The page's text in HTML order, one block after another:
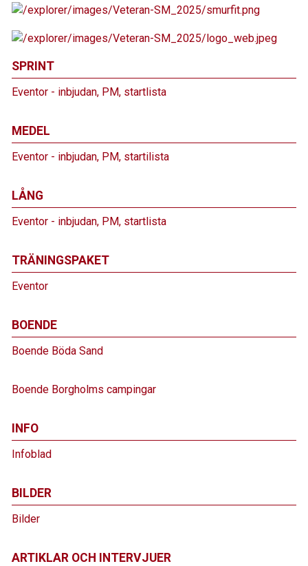
SPRINT
Eventor - inbjudan, PM, startlista
MEDEL
Eventor - inbjudan, PM, startilista
LÅNG
Eventor - inbjudan, PM, startlista
TRÄNINGSPAKET
Eventor
BOENDE
Boende Böda Sand
Boende Borgholms campingar
INFO
Infoblad
BILDER
Bilder
ARTIKLAR OCH INTERVJUER